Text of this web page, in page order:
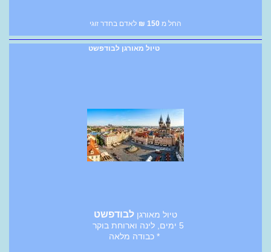
החל מ 150
₪ לאדם בחדר זוגי
טיול מאורגן לבודפשט
טיול מאורגן לבודפשט
5 ימים, לינה וארוחת בוקר
* כבודה מלאה